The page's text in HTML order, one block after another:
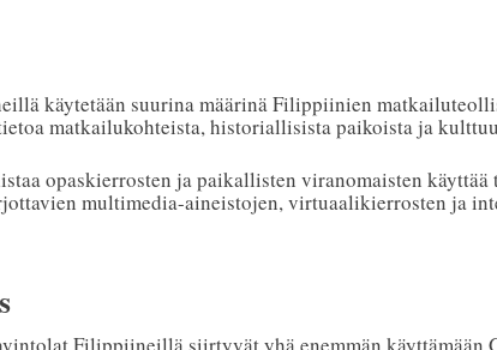
käytetään suurina määrinä Filippiinien
matkailukohteista, historiallisista paikoista ja
opaskierrosten ja paikallisten viranomaisten
multimedia-aineistojen, virtuaalikierrosten ja